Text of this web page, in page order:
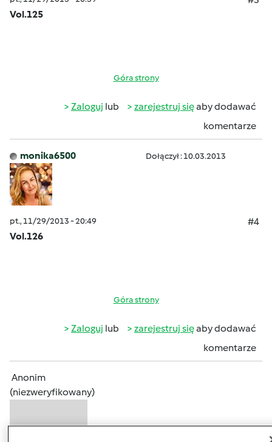
Vol.125
Góra strony
Zaloguj lub zarejestruj sięaby dodawać
komentarze
monika6500 Dołączył : 10.03.2013
pt., 11/29/2013 - 20:49
#4
Vol.126
Góra strony
Zaloguj lub zarejestruj sięaby dodawać
komentarze
Anonim
(niezweryfikowany)